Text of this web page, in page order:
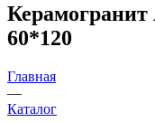
Керамогранит
60*120
Главная
—
Каталог